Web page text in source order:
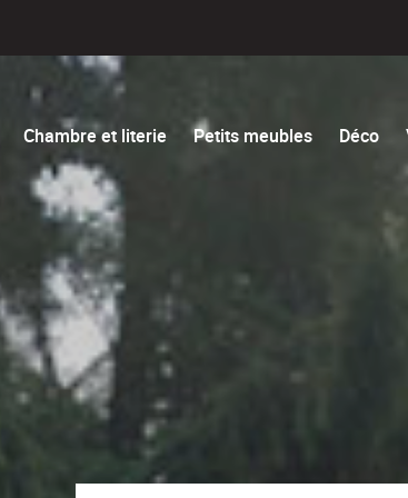
Chambre et literie Petits meubles Déco